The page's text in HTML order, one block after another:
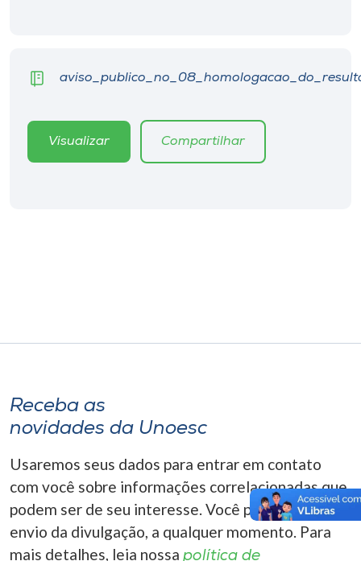
Visualizar Compartilhar
Receba as
novidades da Unoesc
Usaremos seus dados para entrar em contato
com você sobre informações correlacionadas que
podem ser de seu interesse. Você pode cancelar o
envio da divulgação, a qualquer momento. Para
mais detalhes, leia nossa política de